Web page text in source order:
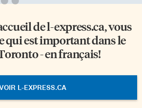
del-express.ca, vous
qui est important dans le
- en français!
L-EXPRESS.CA